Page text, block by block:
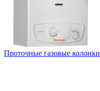
Проточные газовые колонки